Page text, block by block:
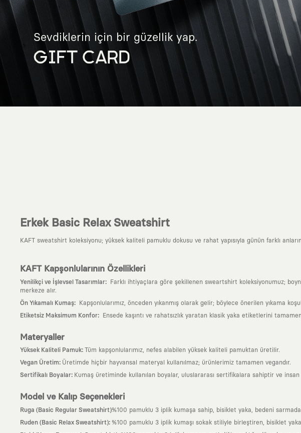
Sevdiklerin için bir güzellik yap.
GIFT CARD
Erkek Basic Relax Sweatshirt
KAFT sweatshirt koleksiyonu; yüksek kaliteli pamuklu dokusu ve rahat yapısıyla günün farklı
KAFT Kapşonlularının Özellikleri
Yenilikçi ve İşlevsel Tasarımlar:
Farklı ihtiyaçlara göre şekillenen sweartshirt koleksiyonumuz;
merkeze alır.
Ön Yıkamalı Kumaş: Kapşonlularımız, önceden yıkanmış olarak gelir; böylece önerilen yıkama
Etiketsiz Maksimum Konfor: Ensede kaşıntı ve rahatsızlık yaratan klasik yaka etiketlerini
Materyaller
Yüksek Kaliteli Pamuk: Tüm kapşonlularımız, nefes alabilen yüksek kaliteli pamuktan üretilir.
Vegan Üretim: Üretimde hiçbir hayvansal materyal kullanılmaz; ürünlerimiz tamamen vegandır.
Sertifikalı Boyalar: Kumaş üretiminde kullanılan boyalar, uluslararası sertifikalara sahiptir ve insan
Model ve Kalıp Seçenekleri
Ruga (Basic Regular Sweatshirt)%100 pamuklu 3 iplik kumaşa sahip, bisiklet yaka, bedeni
Ruden (Basic Relax Sweatshirt): %100 pamuklu 3 iplik kumaşı sokak stiliyle birleştiren, bisiklet